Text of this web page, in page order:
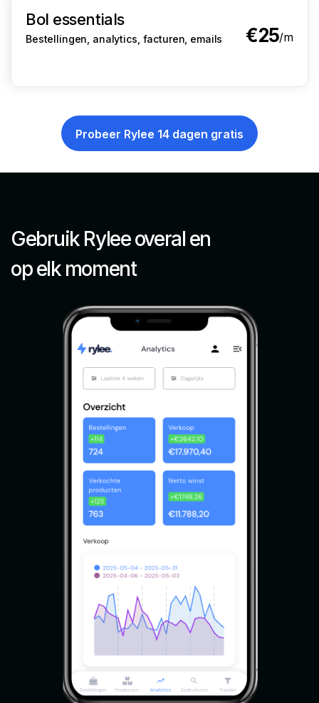
Bol essentials
Bestellingen, analytics, facturen, emails €25/m
Probeer Rylee 14 dagen gratis
Gebruik Rylee overal en
op elk moment